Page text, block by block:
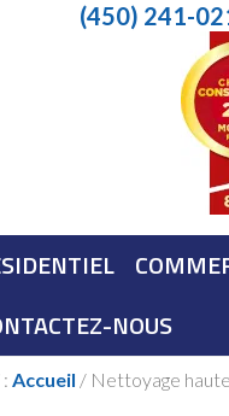
(450) 241-
NOUS
Accueil /Nettoyage